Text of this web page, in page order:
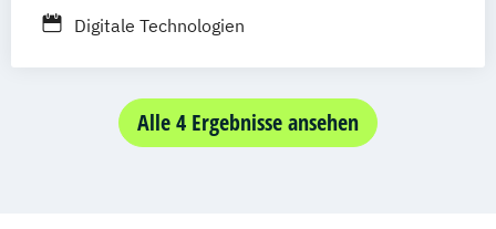
Digitale Technologien
Alle 4 Ergebnisse ansehen